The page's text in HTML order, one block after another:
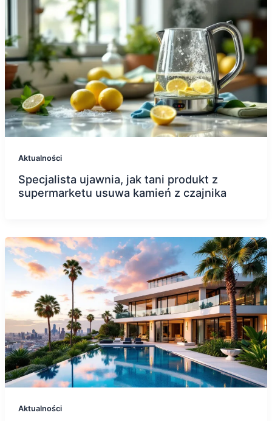
Aktualności
Specjalista ujawnia, jak tani produkt z
supermarketu usuwa kamień z czajnika
Aktualności